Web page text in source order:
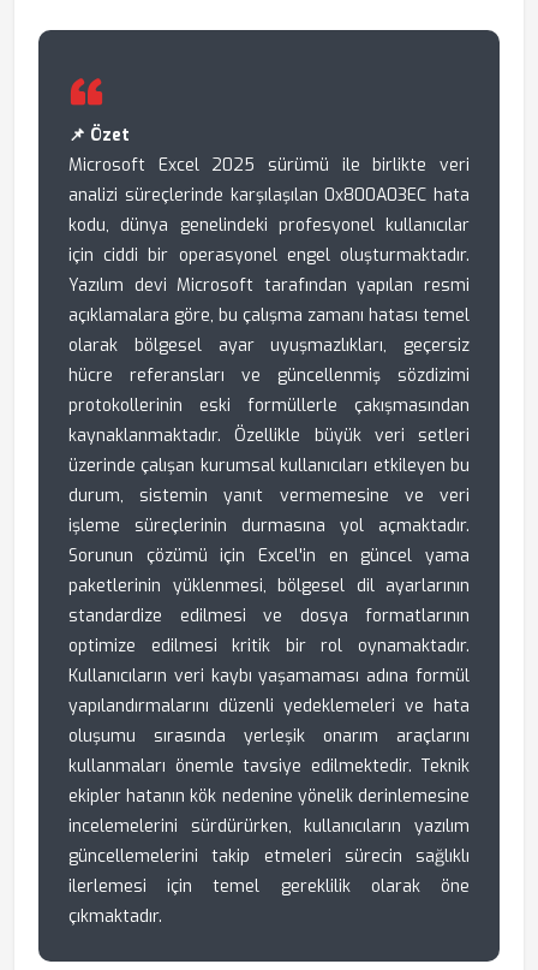
📌 Özet
Microsoft Excel 2025 sürümü ile birlikte veri
analizi süreçlerinde karşılaşılan 0x800A03EC hata
kodu, dünya genelindeki profesyonel kullanıcılar
için ciddi bir operasyonel engel oluşturmaktadır.
Yazılım devi Microsoft tarafından yapılan resmi
açıklamalara göre, bu çalışma zamanı hatası temel
olarak bölgesel ayar uyuşmazlıkları, geçersiz
hücre referansları ve güncellenmiş sözdizimi
protokollerinin eski formüllerle çakışmasından
kaynaklanmaktadır. Özellikle büyük veri setleri
üzerinde çalışan kurumsal kullanıcıları etkileyen bu
durum, sistemin yanıt vermemesine ve veri
işleme süreçlerinin durmasına yol açmaktadır.
Sorunun çözümü için Excel'in en güncel yama
paketlerinin yüklenmesi, bölgesel dil ayarlarının
standardize edilmesi ve dosya formatlarının
optimize edilmesi kritik bir rol oynamaktadır.
Kullanıcıların veri kaybı yaşamaması adına formül
yapılandırmalarını düzenli yedeklemeleri ve hata
oluşumu sırasında yerleşik onarım araçlarını
kullanmaları önemle tavsiye edilmektedir. Teknik
ekipler hatanın kök nedenine yönelik derinlemesine
incelemelerini sürdürürken, kullanıcıların yazılım
güncellemelerini takip etmeleri sürecin sağlıklı
ilerlemesi için temel gereklilik olarak öne
çıkmaktadır.